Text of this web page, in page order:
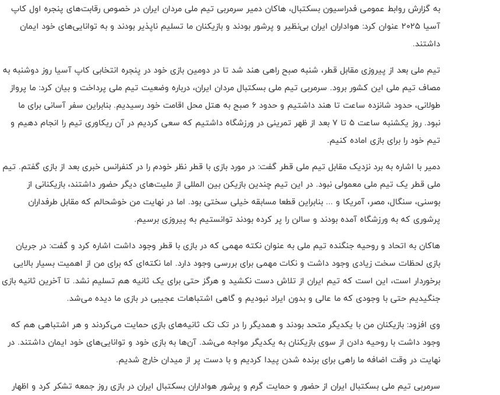
به گزارش روابط عمومی فدراسیون بسکتبال، هاکان دمیر سرمربی تیم ملی مردان ایران در خصوص رقابت‌های پنجره اول کاپ
آسیا 2025 عنوان کرد: هواداران ایران بی‌نظیر و پرشور بودند و بازیکنان ما تسلیم ناپذیر بودند و به توانایی‌های خود ایمان
داشتند.
تیم ملی بعد از پیروزی مقابل قطر، شنبه صبح راهی هند شد تا در دومین بازی خود در پنجره انتخابی کاپ آسیا روز دوشنبه به
مصاف تیم ملی این کشور برود. سرمربی تیم ملی بسکتبال مردان ایران، درباره وضعیت تیم ملی پرداخت و بیان کرد: ما پرواز
طولانی، حدود شانزده ساعت تا هند داشتیم و حدود 6 صبح به هتل محل اقامت خود رسیدیم. بنابراین سفر آسانی برای ما
نبود. روز یکشنبه ساعت ۵ تا ۷ بعد از ظهر تمرینی در ورزشگاه داشتیم که سعی کردیم در آن ریکاوری تیم را انجام دهیم و
تیم خود را برای بازی اماده کنیم.
دمیر با اشاره به برد نزدیک مقابل تیم ملی قطر گفت: در مورد بازی با قطر نظر خودم را در کنفرانس خبری بعد از بازی گفتم. تیم
ملی قطر یک تیم ملی معمولی نبود. در این تیم چندین بازیکن بین المللی از ملیت‌های دیگر حضور داشتند، بازیکنانی از
بوسنی، سنگال، مصر، آمریکا و ... بنابراین قطعا مسابقه خیلی سختی بود. اما در نهایت من خوشحالم که مقابل طرفداران
پرشوری که به ورزشگاه آمده بودند و سالن را پر کرده بودند توانستیم به پیروزی برسیم.
هاکان به اتحاد و روحیه جنگنده تیم ملی به عنوان نکته مهمی که در بازی با قطر وجود داشت اشاره کرد و گفت: در جریان
بازی لحظات سخت زیادی وجود داشت و نکات مهمی برای بررسی وجود دارد. اما نکته‌ای که برای من از اهمیت بسیار بالایی
برخوردار است، این است که تیم ایران از تلاش دست نکشید و هرگز حتی برای یک ثانیه هم تسلیم نشد. تا آخرین ثانیه بازی
جنگیدیم حتی با وجودی که ما عالی و بدون ایراد نبودیم و گاهی اشتباهات عجیبی در بازی ما دیده می‌شد.
وی افزود: بازیکنان من با یکدیگر متحد بودند و همدیگر را در تک تک ثانیه‌های بازی حمایت می‌کردند و هر اشتباهی هم که
وجود داشت با روحیه دادن از سوی بازیکنان به یکدیگر مواجه می‌شد. آن‌ها به بازی خود و توانایی‌های خود ایمان داشتند. در
نهایت در وقت اضافه ما راهی برای برنده شدن پیدا کردیم و با دست پر از میدان خارج شدیم.
سرمربی تیم ملی بسکتبال ایران از حضور و حمایت گرم و پرشور هواداران بسکتبال ایران در بازی روز جمعه تشکر کرد و اظهار